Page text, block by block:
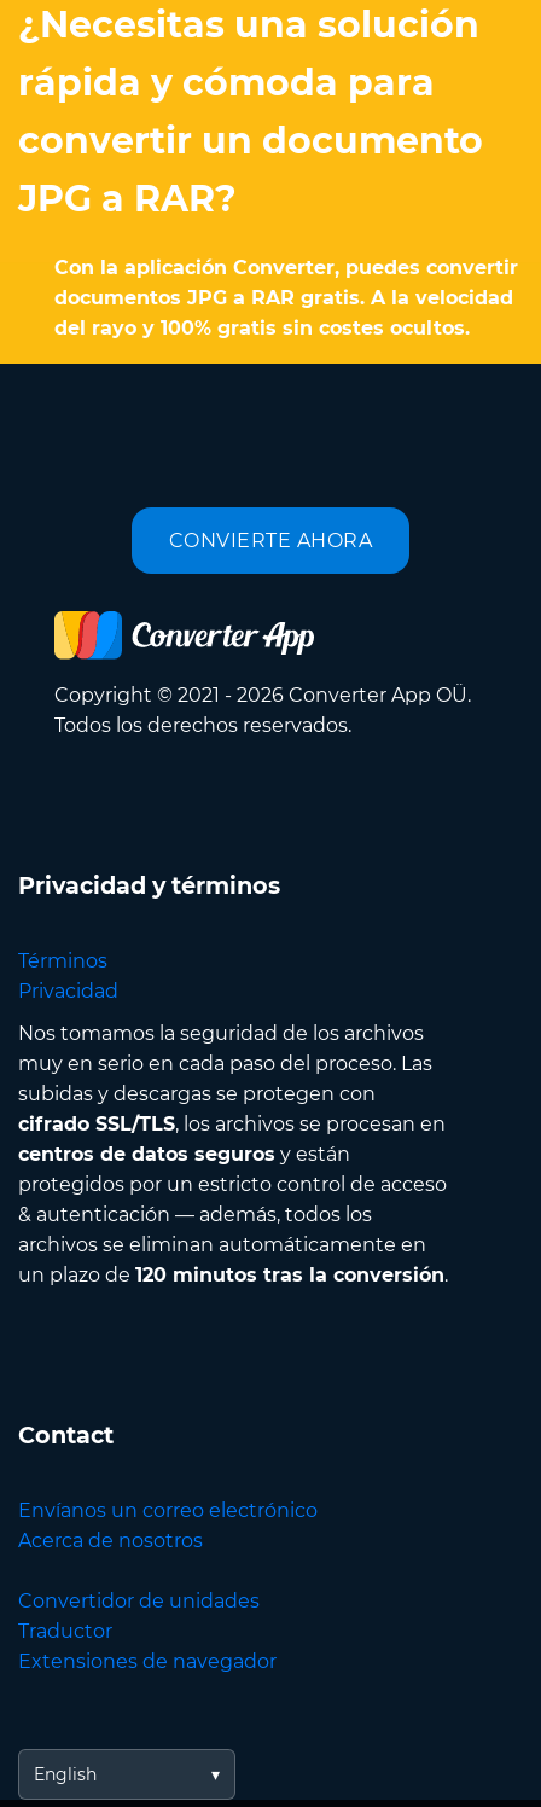
¿Necesitas una solución
rápida y cómoda para
convertir un documento
JPG a RAR?
Con la aplicación Converter, puedes convertir
documentos JPG a RAR gratis. A la velocidad
del rayo y 100% gratis sin costes ocultos.
CONVIERTE AHORA
Copyright © 2021 - 2026 Converter App OÜ.
Todos los derechos reservados.
Privacidad y términos
Términos
Privacidad
Nos tomamos la seguridad de los archivos
muy en serio en cada paso del proceso. Las
subidas y descargas se protegen con
cifrado SSL/TLS, los archivos se procesan en
centros de datos seguros y están
protegidos por un estricto control de acceso
& autenticación — además, todos los
archivos se eliminan automáticamente en
un plazo de 120 minutos tras la conversión.
Contact
Envíanos un correo electrónico
Acerca de nosotros
Convertidor de unidades
Traductor
Extensiones de navegador
English